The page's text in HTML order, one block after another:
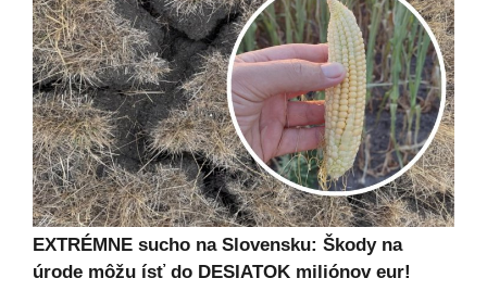
EXTRÉMNE sucho na Slovensku: Škody na
úrode môžu ísť do DESIATOK miliónov eur!